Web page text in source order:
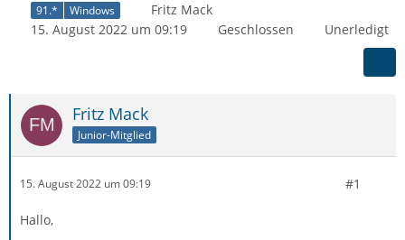
91.* Windows
Fritz Mack
15. August 2022 um 09:19
Geschlossen Unerledigt
Fritz Mack
Junior-Mitglied
15. August 2022 um 09:19 #1
Hallo,